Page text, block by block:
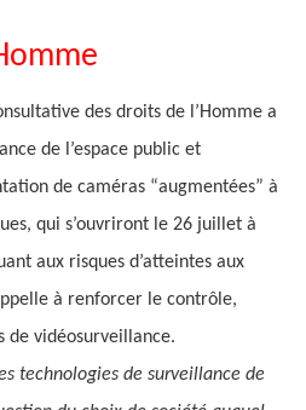
des droits de l’Homme a
de l’espace public et
de caméras “augmentées” à
qui s’ouvriront le 26 juillet à
aux risques d’atteintes aux
à renforcer le contrôle,
de vidéosurveillance.
technologies de surveillance de